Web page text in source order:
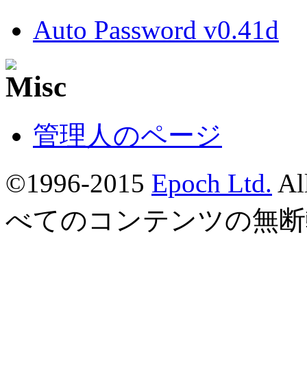
Auto Password v0.41d
管理人のページ
©1996-2015 Epoch Ltd.
べてのコンテンツの無